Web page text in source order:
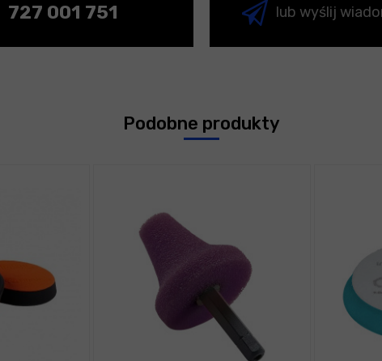
727 001 751 lub wyślij
Podobne produkty